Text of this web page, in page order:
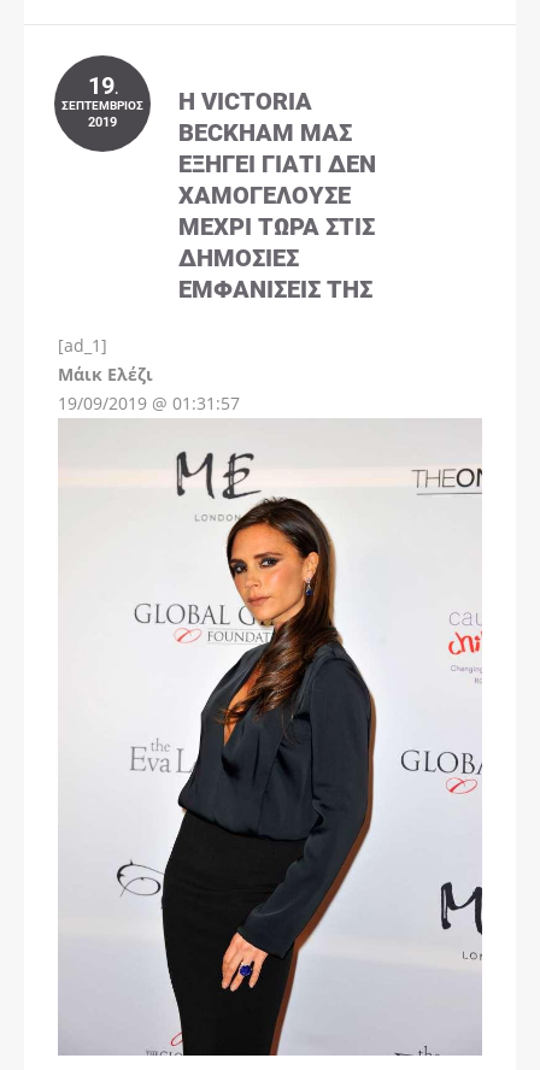
19.
ΣΕΠΤΈΜΒΡΙΟΣ
2019
Η VICTORIA
BECKHAM ΜΑΣ
ΕΞΗΓΕΊ ΓΙΑΤΊ ΔΕΝ
ΧΑΜΟΓΕΛΟΎΣΕ
ΜΈΧΡΙ ΤΏΡΑ ΣΤΙΣ
ΔΗΜΌΣΙΕΣ
ΕΜΦΑΝΊΣΕΙΣ ΤΗΣ
[ad_1]
Μάικ Ελέζι
19/09/2019 @ 01:31:57